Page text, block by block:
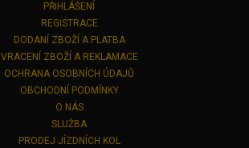
PŘIHLÁŠENÍ
REGISTRACE
DODANÍ ZBOŽÍ A PLATBA
VRACENÍ ZBOŽÍ A REKLAMACE
OCHRANA OSOBNÍCH ÚDAJŮ
OBCHODNÍ PODMÍNKY
O NÁS
SLUŽBA
PRODEJ JÍZDNÍCH KOL